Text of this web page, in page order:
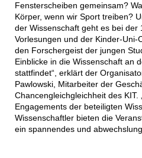
Fensterscheiben gemeinsam?
Körper, wenn wir Sport treiben?
der Wissenschaft geht es bei der
Vorlesungen und der Kinder-Uni-
den Forschergeist der jungen
Einblicke in die Wissenschaft an
stattfindet“, erklärt der
Pawlowski, Mitarbeiter der
Chancengleichgleichheit des
Engagements der beteiligten
Wissenschaftler bieten die
ein spannendes und